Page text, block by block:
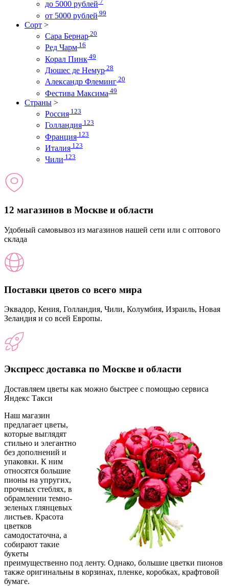
до 5000 рублей
от 5000 рублей 99
Сорт >
Сара Бернар 20
Ред Чарм 16
Корал Пинк 49
Дюшес де Немур 28
Александр Флеминг 20
Фестива Максима 49
Страны >
Россия 123
Голландия 123
Франция 123
Италия 123
Чили 123
12 магазинов в Москве и области
Удобный самовывоз из магазинов нашей сети или с оптового
склада
Поставки цветов со всего мира
Эквадор, Кения, Голландия, Чили, Колумбия, Израиль, Новая
Зеландия и со всей Европы.
Экспресс доставка по Москве и области
Доставляем цветы как можно быстрее с помощью сервиса
Яндекс Такси
Наш магазин
предлагает цветы,
которые выглядят
стильно и элегантно
без дополнений и
упаковки. К ним
относятся большие
пионы на упругих,
прочных стеблях, в
обрамлении темно-
зеленых глянцевых
листьев. Красота
цветков
самодостаточна, а
собирают такие
букеты
преимущественно под ленту. Однако, большие цветки пионов
также оригинальны в корзинах, пленке, коробках, крафтовой
бумаге.